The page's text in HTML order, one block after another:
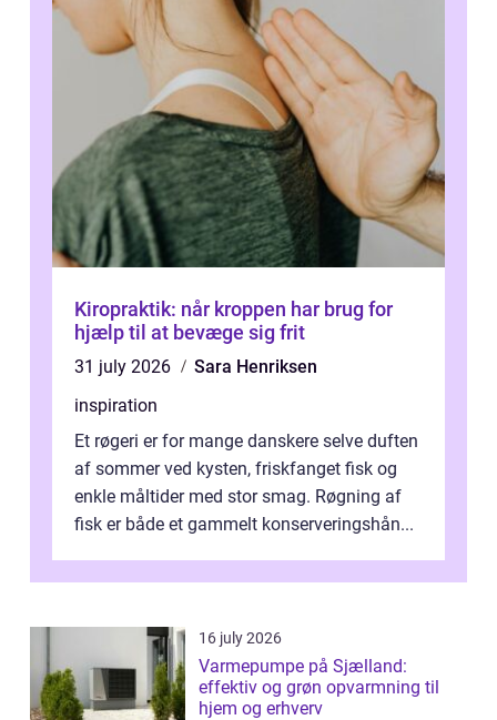
Kiropraktik: når kroppen har brug for
hjælp til at bevæge sig frit
31 july 2026
Sara Henriksen
inspiration
Et røgeri er for mange danskere selve duften
af sommer ved kysten, friskfanget fisk og
enkle måltider med stor smag. Røgning af
fisk er både et gammelt konserveringshån...
16 july 2026
Varmepumpe på Sjælland:
effektiv og grøn opvarmning til
hjem og erhverv